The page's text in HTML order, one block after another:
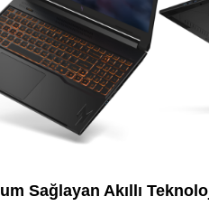
Sağlayan Akıllı